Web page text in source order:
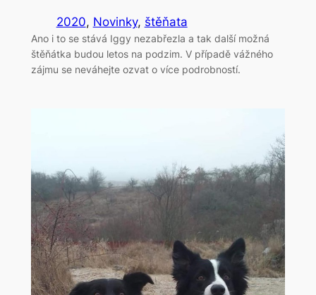
2020, Novinky, štěňata
Ano i to se stává Iggy nezabřezla a tak další možná
štěňátka budou letos na podzim. V případě vážného
zájmu se neváhejte ozvat o více podrobností.